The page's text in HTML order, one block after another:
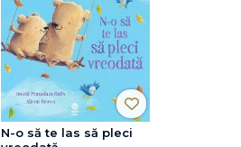
N-o să te las să pleci